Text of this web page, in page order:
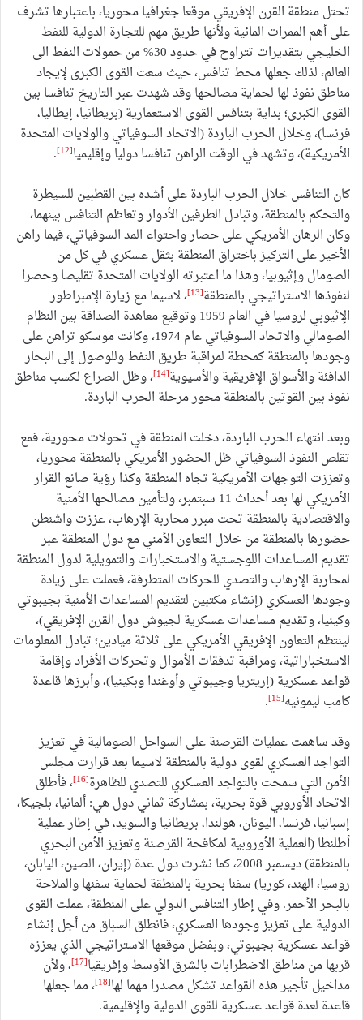
تحتل منطقة القرن الإفريقي موقعا جغرافيا محوريا، باعتبارها تشرف
على أهم الممرات المائية ولأنها طريق مهم للتجارة الدولية للنفط
الخليجي بتقديرات تتراوح في حدود 30% من حمولات النفط الى
العالم، لذلك جعلها محط تنافس، حيث سعت القوى الكبرى لإيجاد
مناطق نفوذ لها لحماية مصالحها وقد شهدت عبر التاريخ تنافسا بين
القوى الكبرى؛ بداية بتنافس القوى الاستعمارية (بريطانيا، إيطاليا،
فرنسا)، وخلال الحرب الباردة (الاتحاد السوفياتي والولايات المتحدة
الأمريكية)، وتشهد في الوقت الراهن تنافسا دوليا وإقليميا[12]
.
كان التنافس خلال الحرب الباردة على أشده بين القطبين للسيطرة
والتحكم بالمنطقة، وتبادل الطرفين الأدوار وتعاظم التنافس بينهما،
وكان الرهان الأمريكي على حصار واحتواء المد السوفياتي، فيما راهن
الأخير على التركيز باختراق المنطقة بثقل عسكري في كل من
الصومال وإثيوبيا، وهذا ما اعتبرته الولايات المتحدة تقليصا وحصرا
لنفوذها الاستراتيجي بالمنطقة[13]
، لاسيما مع زيارة الإمبراطور
الإثيوبي لروسيا في العام 1959 وتوقيع معاهدة الصداقة بين النظام
الصومالي والاتحاد السوفياتي عام 1974، وكانت موسكو تراهن على
وجودها بالمنطقة كمحطة لمراقبة طريق النفط وللوصول إلى البحار
الدافئة والأسواق الإفريقية والأسيوية[14]
، وظل الصراع لكسب مناطق
نفوذ بين القوتين بالمنطقة محور مرحلة الحرب الباردة.
وبعد انتهاء الحرب الباردة، دخلت المنطقة في تحولات محورية، فمع
تقلص النفوذ السوفياتي ظل الحضور الأمريكي بالمنطقة محوريا،
وتعززت التوجهات الأمريكية تجاه المنطقة وكذا رؤية صانع القرار
الأمريكي لها بعد أحداث 11 سبتمبر، ولتأمين مصالحها الأمنية
والاقتصادية بالمنطقة تحت مبرر محاربة الإرهاب، عززت واشنطن
حضورها بالمنطقة من خلال التعاون الأمني مع دول المنطقة عبر
تقديم المساعدات اللوجستية والاستخبارات والتمويلية لدول المنطقة
لمحاربة الإرهاب والتصدي للحركات المتطرفة، فعملت على زيادة
وجودها العسكري (إنشاء مكتبين لتقديم المساعدات الأمنية بجيبوتي
وكينيا، وتقديم مساعدات عسكرية لجيوش دول القرن الإفريقي)،
لينتظم التعاون الإفريقي الأمريكي على ثلاثة ميادين؛ تبادل المعلومات
الاستخباراتية، ومراقبة تدفقات الأموال وتحركات الأفراد وإقامة
قواعد عسكرية (إريتريا وجيبوتي وأوغندا وبكينيا)، وأبرزها قاعدة
كامب ليمونيه[15]
.
وقد ساهمت عمليات القرصنة على السواحل الصومالية في تعزيز
التواجد العسكري لقوى دولية بالمنطقة لاسيما بعد قرارت مجلس
الأمن التي سمحت بالتواجد العسكري للتصدي للظاهرة[16]
، فأطلق
الاتحاد الأوروبي قوة بحرية، بمشاركة ثماني دول هي: ألمانيا، بلجيكا،
إسبانيا، فرنسا، اليونان، هولندا، بريطانيا والسويد، في إطار عملية
أطلنطا (العملية الأوروبية لمكافحة القرصنة وتعزيز الأمن البحري
بالمنطقة) ديسمبر 2008، كما نشرت دول عدة (إيران، الصين، اليابان،
روسيا، الهند، كوريا) سفنا بحرية بالمنطقة لحماية سفنها والملاحة
بالبحر الأحمر. وفي إطار التنافس الدولي على المنطقة، عملت القوى
الدولية على تعزيز وجودها العسكري، فانطلق السباق من أجل إنشاء
قواعد عسكرية بجيبوتي، وبفضل موقعها الاستراتيجي الذي يعززه
قربها من مناطق الاضطرابات بالشرق الأوسط وإفريقيا[17]
، ولأن
مداخيل تأجير هذه القواعد تشكل مصدرا مهما لها[18]
، مما جعلها
قاعدة لعدة قواعد عسكرية للقوى الدولية والإقليمية.